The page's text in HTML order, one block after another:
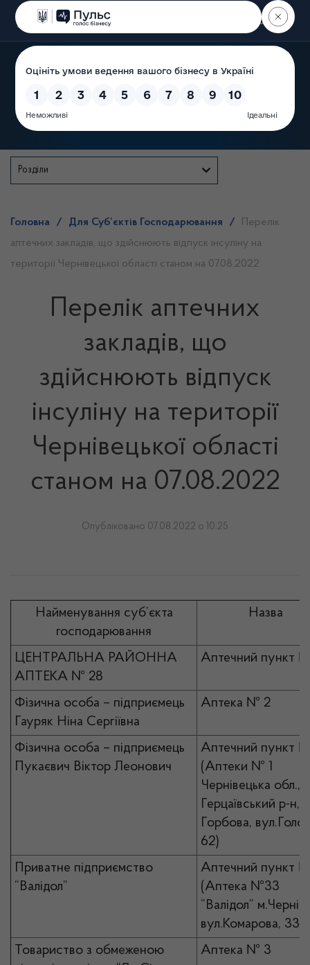
Пошук
Розділи
Головна / Для Суб’єктів Господарювання /
Перелік
аптечних закладів, що здійснюють відпуск інсуліну на
території Чернівецької області станом на 07.08.2022
Перелік аптечних
закладів, що
здійснюють відпуск
інсуліну на території
Чернівецької області
станом на 07.08.2022
Опубліковано 07.08.2022 о 10:25
Найменування суб’єкта
господарювання
Назва
ЦЕНТРАЛЬНА РАЙОННА
АПТЕКА № 28
Аптечний пункт
Фізична особа – підприємець
Гауряк Ніна Сергіївна
Аптека № 2
Фізична особа – підприємець
Пукаєвич Віктор Леонович
Аптечний пункт
(Аптеки № 1
Чернівецька обл.,
Герцаївський р-н,
Горбова,
62)
Приватне підприємство
“Валідол”
Аптечний пункт
(Аптека №33
“Валідол”
вул.Комарова, 33)
Товариство з обмеженою
Аптека № 3